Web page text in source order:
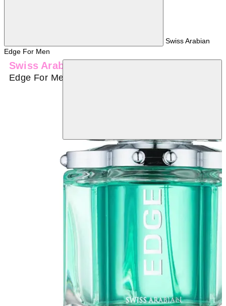
Swiss Arabian
Edge For Men
Swiss Arabian
Edge For Men